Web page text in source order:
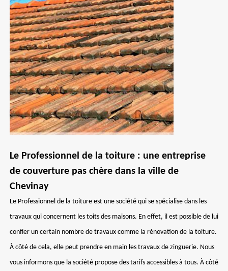
Le Professionnel de la toiture : une entreprise
de couverture pas chère dans la ville de
Chevinay
Le Professionnel de la toiture est une société qui se spécialise dans les
travaux qui concernent les toits des maisons. En effet, il est possible de lui
confier un certain nombre de travaux comme la rénovation de la toiture.
À côté de cela, elle peut prendre en main les travaux de zinguerie. Nous
vous informons que la société propose des tarifs accessibles à tous. À côté